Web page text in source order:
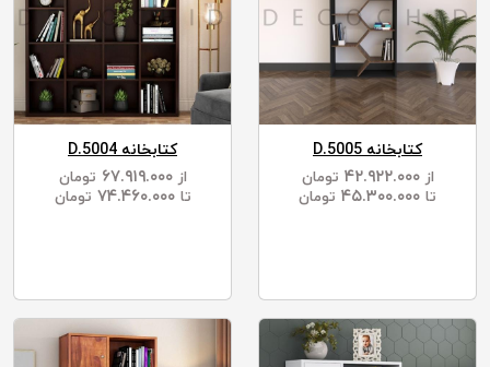
کتابخانه D.5005
از ۴۲.۹۲۲.۰۰۰
تومان
تا
تومان
کتابخانه D.5004
از ۶۷.۹۱۹.۰۰۰
تومان
تا ۷۴.۴۶۰.۰۰۰ تومان